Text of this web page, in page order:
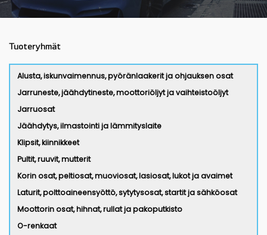
Tuoteryhmät
Alusta, iskunvaimennus, pyöränlaakerit ja ohjauksen osat
Jarruneste, jäähdytineste, moottoriöljyt ja vaihteistoöljyt
Jarruosat
Jäähdytys, ilmastointi ja lämmityslaite
Klipsit, kiinnikkeet
Pultit, ruuvit, mutterit
Korin osat, peltiosat, muoviosat, lasiosat, lukot ja avaimet
Laturit, polttoaineensyöttö, sytytysosat, startit ja sähköosat
Moottorin osat, hihnat, rullat ja pakoputkisto
O-renkaat